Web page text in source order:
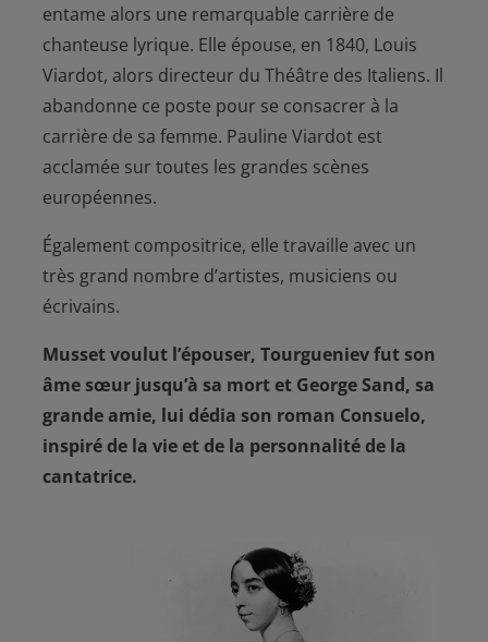
entame alors une remarquable carrière de
chanteuse lyrique. Elle épouse, en 1840, Louis
Viardot, alors directeur du Théâtre des Italiens. Il
abandonne ce poste pour se consacrer à la
carrière de sa femme. Pauline Viardot est
acclamée sur toutes les grandes scènes
européennes.
Également compositrice, elle travaille avec un
très grand nombre d’artistes, musiciens ou
écrivains.
Musset voulut l’épouser, Tourgueniev fut son
âme sœur jusqu’à sa mort et George Sand, sa
grande amie, lui dédia son roman Consuelo,
inspiré de la vie et de la personnalité de la
cantatrice.